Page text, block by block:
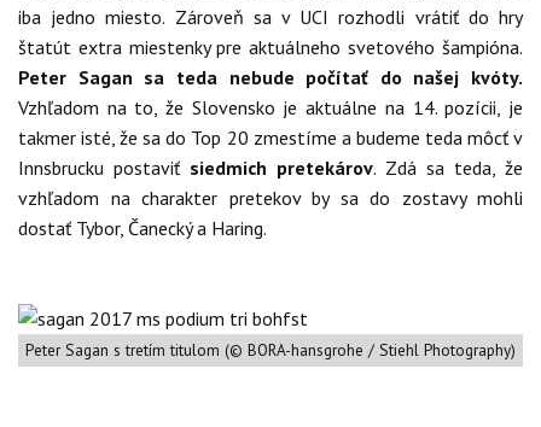
iba jedno miesto. Zároveň sa v UCI rozhodli vrátiť do hry
štatút extra miestenky pre aktuálneho svetového šampióna.
Peter Sagan sa teda nebude počítať do našej kvóty.
Vzhľadom na to, že Slovensko je aktuálne na 14. pozícii, je
takmer isté, že sa do Top 20 zmestíme a budeme teda môcť v
Innsbrucku postaviť siedmich pretekárov. Zdá sa teda, že
vzhľadom na charakter pretekov by sa do zostavy mohli
dostať Tybor, Čanecký a Haring.
Peter Sagan s tretím titulom (© BORA-hansgrohe / Stiehl Photography)